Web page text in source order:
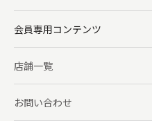
会員専用コンテンツ
店舗一覧
お問い合わせ